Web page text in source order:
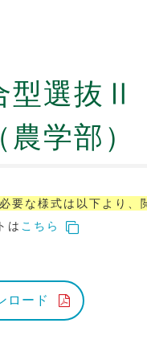
型選抜Ⅱ
学部）
な様式は以下より、
は こちら
ロード